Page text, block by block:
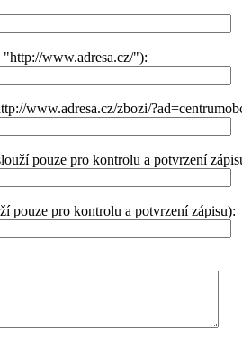
www.adresa.cz/"):
www.adresa.cz/zbozi/
pouze pro kontrolu a potvrzení
pouze pro kontrolu a potvrzení zápisu):